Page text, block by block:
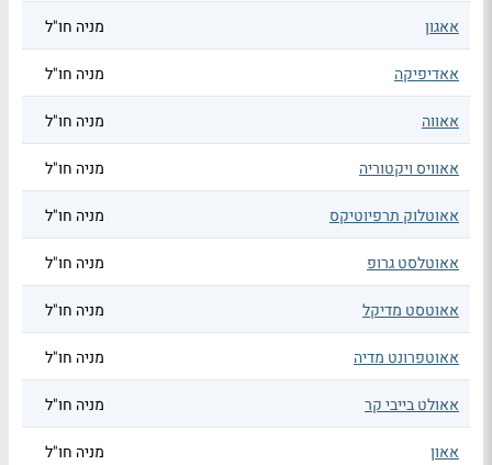
אאגון מניה חו"ל
אאדיפיקה מניה חו"ל
אאווה מניה חו"ל
אאוויס ויקטוריה מניה חו"ל
אאוטלוק תרפיוטיקס מניה חו"ל
אאוטלסט גרופ מניה חו"ל
אאוטסט מדיקל מניה חו"ל
אאוטפרונט מדיה מניה חו"ל
אאולט בייבי קר מניה חו"ל
אאון מניה חו"ל